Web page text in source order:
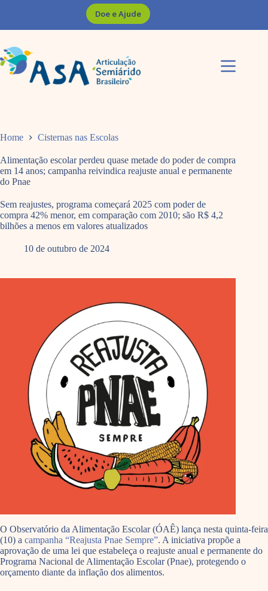
Doe e Ajude
Home Cisternas nas Escolas
Alimentação escolar perdeu quase metade do poder de compra
em 14 anos; campanha reivindica reajuste anual e permanente
do Pnae
Sem reajustes, programa começará 2025 com poder de
compra 42% menor, em comparação com 2010; são R$ 4,2
bilhões a menos em valores atualizados
10 de outubro de 2024
O Observatório da Alimentação Escolar (ÓAÊ) lança nesta quinta-feira
(10) a campanha “Reajusta Pnae Sempre”. A iniciativa propõe a
aprovação de uma lei que estabeleça o reajuste anual e permanente do
Programa Nacional de Alimentação Escolar (Pnae), protegendo o
orçamento diante da inflação dos alimentos.